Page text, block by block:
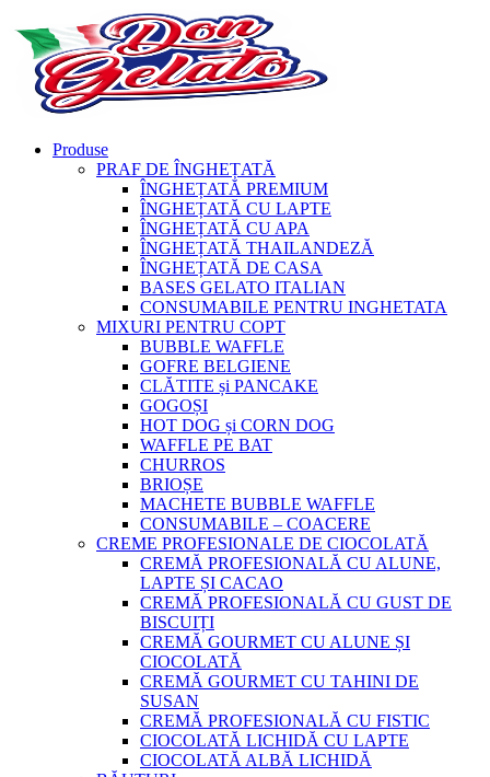
Produse
PRAF DE ÎNGHEȚATĂ
ÎNGHEȚATĂ PREMIUM
ÎNGHEȚATĂ CU LAPTE
ÎNGHEȚATĂ CU APA
ÎNGHEȚATĂ THAILANDEZĂ
ÎNGHEȚATĂ DE CASA
BASES GELATO ITALIAN
CONSUMABILE PENTRU INGHETATA
MIXURI PENTRU COPT
BUBBLE WAFFLE
GOFRE BELGIENE
CLĂTITE și PANCAKE
GOGOȘI
HOT DOG și CORN DOG
WAFFLE PE BAT
CHURROS
BRIOȘE
MACHETE BUBBLE WAFFLE
CONSUMABILE – COACERE
CREME PROFESIONALE DE CIOCOLATĂ
CREMĂ PROFESIONALĂ CU ALUNE,
LAPTE ȘI CACAO
CREMĂ PROFESIONALĂ CU GUST DE
BISCUIȚI
CREMĂ GOURMET CU ALUNE ȘI
CIOCOLATĂ
CREMĂ GOURMET CU TAHINI DE
SUSAN
CREMĂ PROFESIONALĂ CU FISTIC
CIOCOLATĂ LICHIDĂ CU LAPTE
CIOCOLATĂ ALBĂ LICHIDĂ